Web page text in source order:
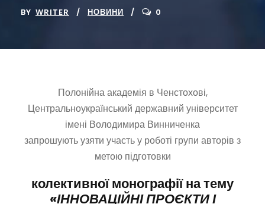
BY WRITER НОВИНИ 0
Полонійна академія в Ченстохові,
Центральноукраїнський державний університет
імені Володимира Винниченка
запрошують узяти участь у роботі групи авторів з
метою підготовки
колективної монографії на тему
«ІННОВАЦІЙНІ ПРОЄКТИ І